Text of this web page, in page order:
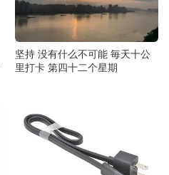
坚持 没有什么不可能 毎天十公
里打卡 第四十二个星期